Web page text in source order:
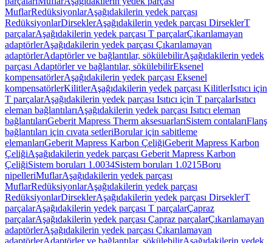
MuflarRedüksiyonlarAşağıdakilerin yedek parçası
RedüksiyonlarDirseklerAşağıdakilerin yedek parçası DirseklerT
parçalarAşağıdakilerin yedek parçası T parçalarÇıkarılamayan
adaptörlerAşağıdakilerin yedek parçası Çıkarılamayan
adaptörlerAdaptörler ve bağlantılar, sökülebilirAşağıdakilerin yedek
parçası Adaptörler ve bağlantılar, sökülebilirEksenel
kompensatörlerAşağıdakilerin yedek parçası Eksenel
kompensatörlerKilitlerAşağıdakilerin yedek parçası KilitlerIsıtıcı için
T parçalarAşağıdakilerin yedek parçası Isıtıcı için T parçalarIsıtıcı
eleman bağlantılarıAşağıdakilerin yedek parçası Isıtıcı eleman
bağlantılarıGeberit Mapress Therm aksesuarlarıSistem contalarıFlanş
bağlantıları için cıvata setleriBorular için sabitleme
elemanlarıGeberit Mapress Karbon ÇeliğiGeberit Mapress Karbon
ÇeliğiAşağıdakilerin yedek parçası Geberit Mapress Karbon
ÇeliğiSistem boruları 1.0034Sistem boruları 1.0215Boru
nipelleriMuflarAşağıdakilerin yedek parçası
MuflarRedüksiyonlarAşağıdakilerin yedek parçası
RedüksiyonlarDirseklerAşağıdakilerin yedek parçası DirseklerT
parçalarAşağıdakilerin yedek parçası T parçalarÇapraz
parçalarAşağıdakilerin yedek parçası Çapraz parçalarÇıkarılamayan
adaptörlerAşağıdakilerin yedek parçası Çıkarılamayan
adaptörlerAdaptörler ve bağlantılar, sökülebilirAşağıdakilerin yedek